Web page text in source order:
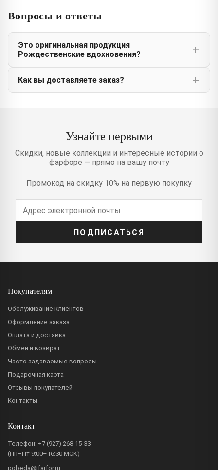
Вопросы и ответы
Это оригинальная продукция
Рождественские вдохновения?
Как вы доставляете заказ?
Узнайте первыми
Скидки, новые коллекции и интересные истории о
фарфоре — прямо на вашу почту
Промокод на скидку 10% на первую покупку
ПОДПИСАТЬСЯ
Покупателям
Обслуживание клиентов
Оформление заказа
Оплата и доставка
Обмен и возврат
Часто задаваемые вопросы
Подарочная карта
Отзывы покупателей
Контакты
Контакт
Телефон: +7 (927) 268-15-33
(Пн–Пт 9:00–16:30 МСК)
pobeda@ifarfor.ru